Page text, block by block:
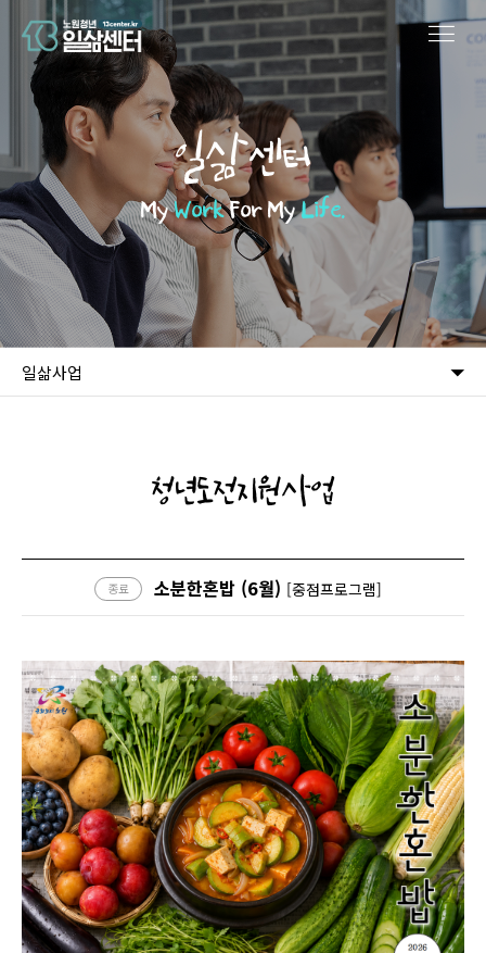
일삶센터
MyWorkFor MyLife.
일삶사업
청년도전지원사업
종료 소분한혼밥 (6월) [중점프로그램]